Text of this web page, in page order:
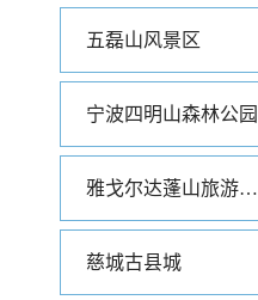
五磊山风景区
宁波四明山森林公园
雅戈尔达蓬山旅游度假区
慈城古县城